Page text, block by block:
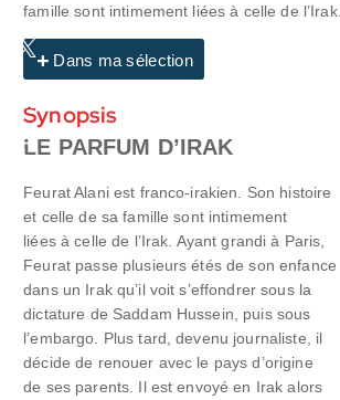
famille sont intimement liées à celle de l’Irak.
Dans ma sélection
Synopsis
LE PARFUM D’IRAK
Feurat Alani est franco-irakien. Son histoire
et celle de sa famille sont intimement
liées à celle de l’Irak. Ayant grandi à Paris,
Feurat passe plusieurs étés de son enfance
dans un Irak qu’il voit s’effondrer sous la
dictature de Saddam Hussein, puis sous
l’embargo. Plus tard, devenu journaliste, il
décide de renouer avec le pays d’origine
de ses parents. Il est envoyé en Irak alors